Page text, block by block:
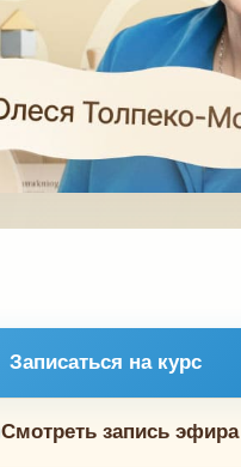
Записаться на курс
Смотреть запись эфира